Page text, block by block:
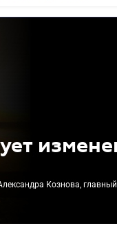
Кознова,